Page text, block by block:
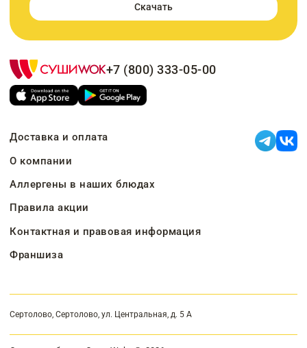
Скачать
+7 (800) 333-05-00
Доставка и оплата
О компании
Аллергены в наших блюдах
Правила акции
Контактная и правовая информация
Франшиза
Сертолово, Сертолово, ул. Центральная, д. 5 А